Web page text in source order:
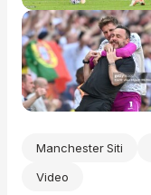
Manchester Siti
Video